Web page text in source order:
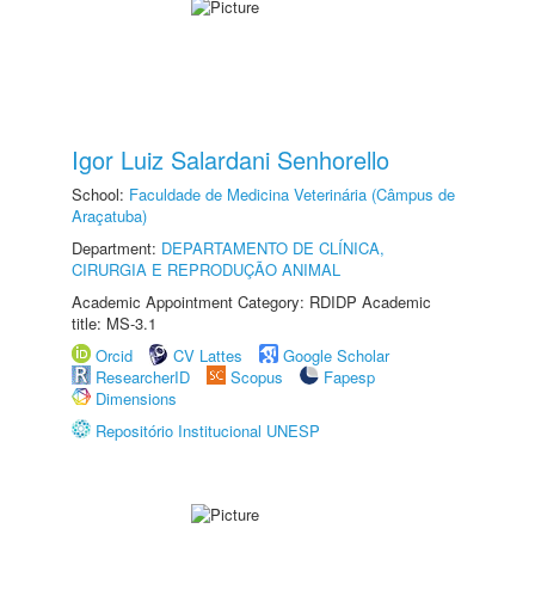
Igor Luiz Salardani Senhorello
School: Faculdade de Medicina Veterinária (Câmpus de
Araçatuba)
Department: DEPARTAMENTO DE CLÍNICA,
CIRURGIA E REPRODUÇÃO ANIMAL
Academic Appointment Category: RDIDP Academic
title: MS-3.1
Orcid
CV Lattes
Google Scholar
ResearcherID
Scopus
Fapesp
Dimensions
Repositório Institucional UNESP